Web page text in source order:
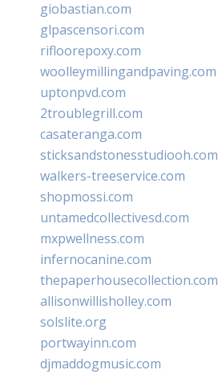
giobastian.com
glpascensori.com
rifloorepoxy.com
woolleymillingandpaving.com
uptonpvd.com
2troublegrill.com
casateranga.com
sticksandstonesstudiooh.com
walkers-treeservice.com
shopmossi.com
untamedcollectivesd.com
mxpwellness.com
infernocanine.com
thepaperhousecollection.com
allisonwillisholley.com
solslite.org
portwayinn.com
djmaddogmusic.com